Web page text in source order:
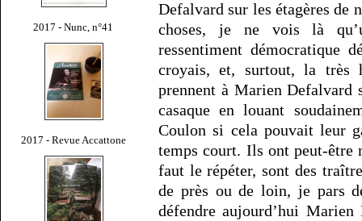
2017 - Nunc, n°41
2017 - Revue Accattone
Defalvard sur les étagères de
choses, je ne vois là
ressentiment démocratique
croyais, et, surtout, la très
prennent à Marien Defalvard
casaque en louant
Coulon si cela pouvait leur
temps court. Ils ont peut-être
faut le répéter, sont des
de près ou de loin, je pars
défendre aujourd’hui